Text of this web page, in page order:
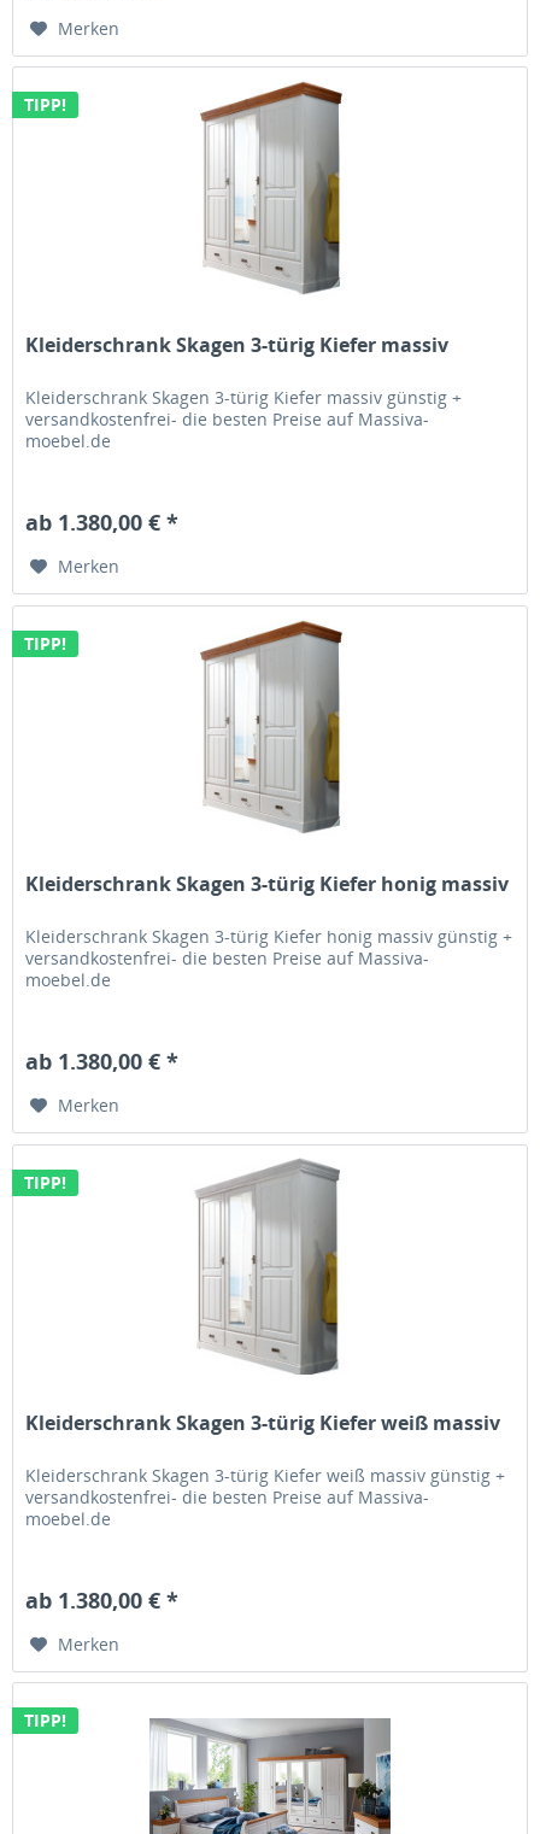
Merken
TIPP!
Kleiderschrank Skagen 3-türig Kiefer massiv
Kleiderschrank Skagen 3-türig Kiefer massiv günstig +
versandkostenfrei- die besten Preise auf Massiva-
moebel.de
ab 1.380,00 € *
Merken
TIPP!
Kleiderschrank Skagen 3-türig Kiefer honig massiv
Kleiderschrank Skagen 3-türig Kiefer honig massiv günstig +
versandkostenfrei- die besten Preise auf Massiva-
moebel.de
ab 1.380,00 € *
Merken
TIPP!
Kleiderschrank Skagen 3-türig Kiefer weiß massiv
Kleiderschrank Skagen 3-türig Kiefer weiß massiv günstig +
versandkostenfrei- die besten Preise auf Massiva-
moebel.de
ab 1.380,00 € *
Merken
TIPP!